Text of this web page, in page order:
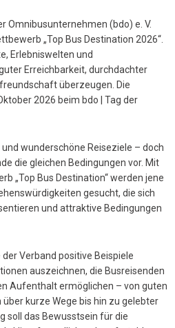
Omnibusunternehmen (bdo) e. V.
„Top Bus Destination 2026“.
Erlebniswelten und
Erreichbarkeit, durchdachter
überzeugen. Die
2026 beim bdo | Tag der
wunderschöne Reiseziele – doch
die gleichen Bedingungen vor. Mit
„Top Bus Destination“ werden jene
gesucht, die sich
und attraktive Bedingungen
Verband positive Beispiele
auszeichnen, die Busreisenden
Aufenthalt ermöglichen – von guten
kurze Wege bis hin zu gelebter
soll das Bewusstsein für die